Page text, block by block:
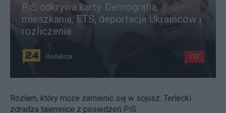
PiS odkrywa karty. Demografia,
mieszkania, ETS, deportacje Ukraińców i
rozliczenia
Redakcja 197
Rozłam, który może zamienić się w sojusz. Terlecki
zdradza tajemnice z posiedzeń PiS